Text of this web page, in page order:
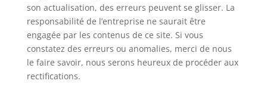
son actualisation, des erreurs peuvent se glisser. La
responsabilité de l’entreprise ne saurait être
engagée par les contenus de ce site. Si vous
constatez des erreurs ou anomalies, merci de nous
le faire savoir, nous serons heureux de procéder aux
rectifications.